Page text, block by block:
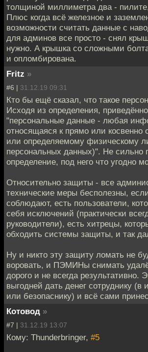
толщиной миллиметра два -
Плюс когда всё железное и
возможности считать данные с
для админов все просто - снял
нужно. А крышка со сложными
и опломбирована.
Fritz »
#6 | 31.12.19 09:31
Кто бы ещё сказал, что такое
Исходя из определения,
"персональные данные - любая
относящаяся к прямо или косвенно
или определяемому физическому
персональных данных)". Не сильно
определение, под него что угодно
Относительно защиты - все
технические меры бесполезны,
соблюдают, есть пользователи,
себя исключений (практически
руководители), есть хитрецы,
обходить системы защиты, и так
Ну и никто эту защиту ломать не
воровать, и ПЭМИНы снимать
дорого и не всегда результативно.
выгодней дать денег сотруднику
или безопаснику) и всё сами
Котовод »
#7 | 31.12.19 13:07
Кому: Thunderbringer, #5